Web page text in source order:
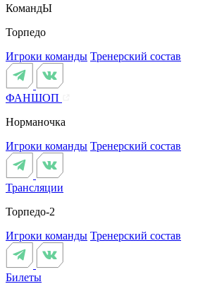
КомандЫ
Торпедо
Игроки команды Тренерский состав
ФАНШОП
Норманочка
Игроки команды Тренерский состав
Трансляции
Торпедо-2
Игроки команды Тренерский состав
Билеты